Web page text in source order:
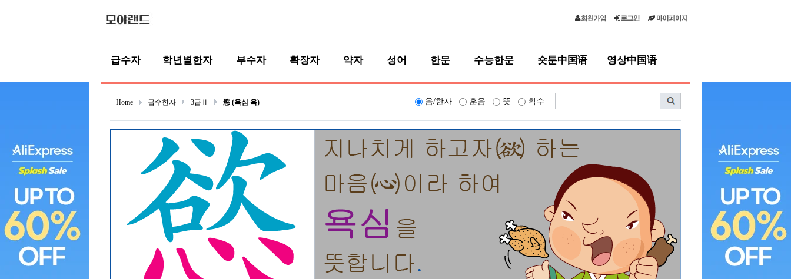
급수자 학년별한자 부수자 확장자 약자 성어 한문 수능한문 숏툰中国语 영상中国语
Home 급수한자 3급Ⅱ 慾 (욕심 욕) 음/한자 훈음 뜻 획수